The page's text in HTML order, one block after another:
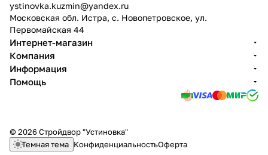
ystinovka.kuzmin@yandex.ru
Московская обл. Истра, с. Новопетровское, ул.
Первомайская 44
Интернет-магазин
Компания
Информация
Помощь
© 2026 Стройдвор "Устиновка"
Темная тема КонфиденциальностьОферта